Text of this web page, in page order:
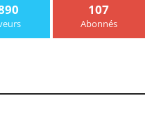
107
Abonnés